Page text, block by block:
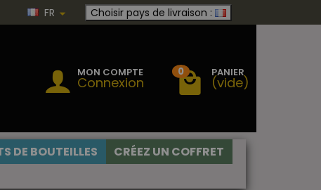
FR Choisir pays de livraison :
MON COMPTE
Connexion
0 PANIER
(vide)
DE BOUTEILLES
CRÉEZ UN COFFRET